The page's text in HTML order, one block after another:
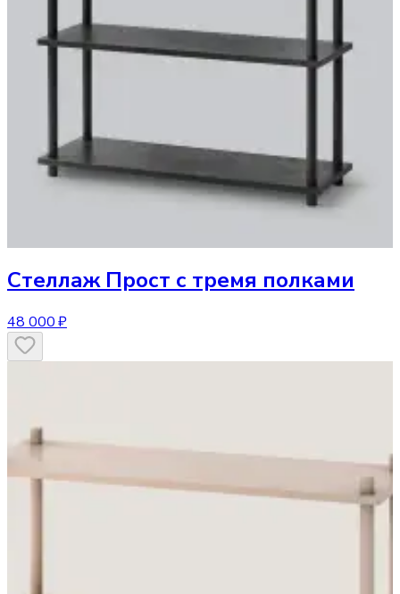
Стеллаж Прост с тремя полками
48 000 ₽